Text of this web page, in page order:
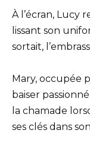
À l’écran, Lucy
lissant son
sortait,
Mary, occupée
baiser
la chamade
ses clés dans